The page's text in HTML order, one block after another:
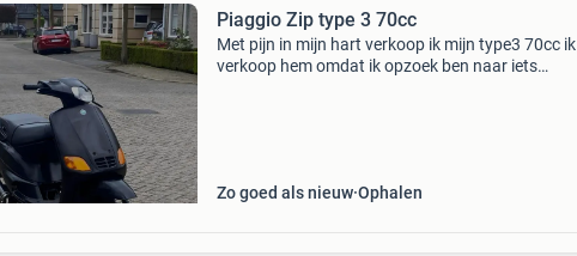
Piaggio Zip type 3 70cc
Met pijn in mijn hart verkoop ik mijn type3 70cc ik
verkoop hem omdat ik opzoek ben naar iets
Zo goed als nieuw Ophalen